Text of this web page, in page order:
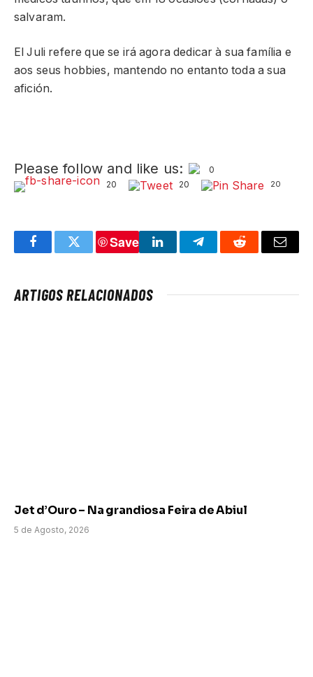
salvaram.
El Juli refere que se irá agora dedicar à sua família e
aos seus hobbies, mantendo no entanto toda a sua
afición.
Please follow and like us:
0
20
20 20
FacebookTwitter
Save
LinkedInTelegramReddit Email
ARTIGOS RELACIONADOS
Jet d’Ouro – Na grandiosa Feira de Abiul
5 de Agosto, 2026